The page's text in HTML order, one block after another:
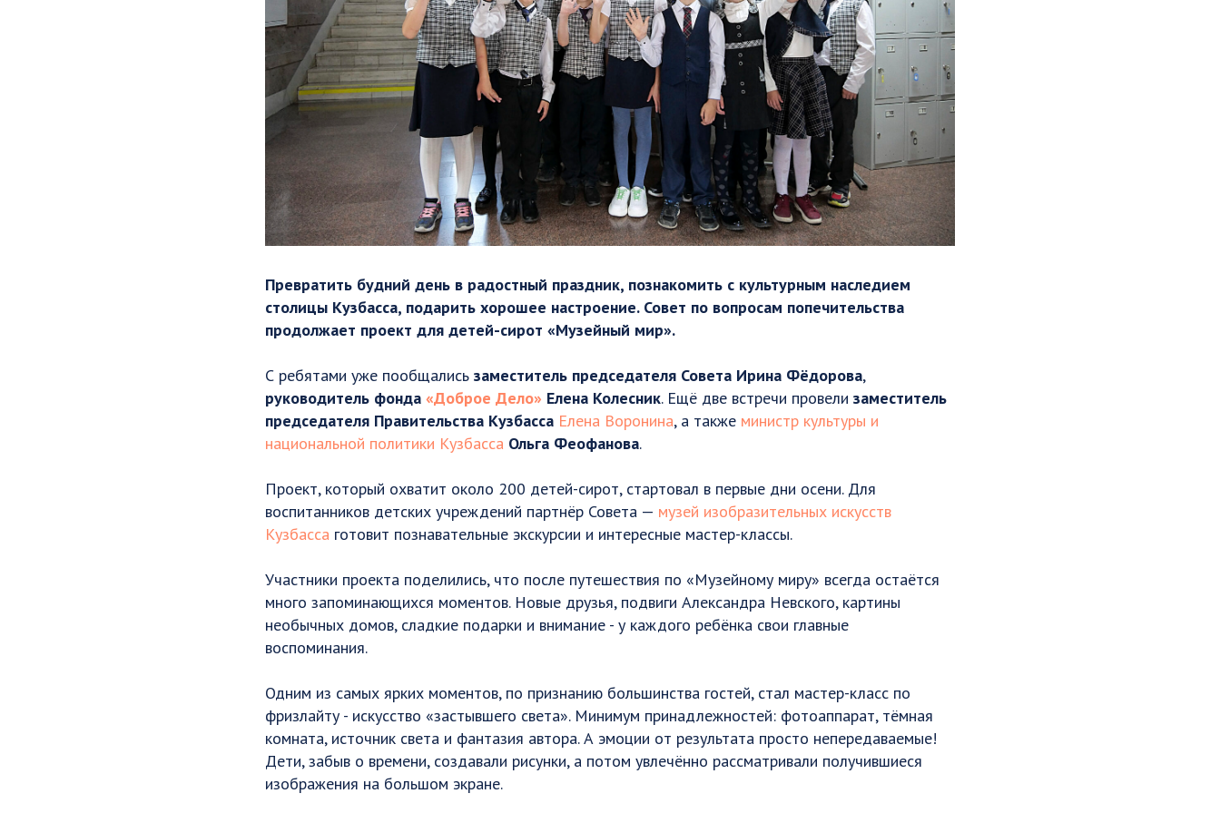
Превратить будний день в радостный праздник, познакомить с культурным наследием
столицы Кузбасса, подарить хорошее настроение. Совет по вопросам попечительства
продолжает проект для детей-сирот «Музейный мир».
С ребятами уже пообщались заместитель председателя Совета Ирина Фёдорова,
руководитель фонда «Доброе Дело» Елена Колесник. Ещё две встречи провели заместитель
председателя Правительства Кузбасса Елена Воронина, а также министр культуры и
национальной политики Кузбасса Ольга Феофанова.
Проект, который охватит около 200 детей-сирот, стартовал в первые дни осени. Для
воспитанников детских учреждений партнёр Совета — музей изобразительных искусств
Кузбасса готовит познавательные экскурсии и интересные мастер-классы.
Участники проекта поделились, что после путешествия по «Музейному миру» всегда остаётся
много запоминающихся моментов. Новые друзья, подвиги Александра Невского, картины
необычных домов, сладкие подарки и внимание - у каждого ребёнка свои главные
воспоминания.
Одним из самых ярких моментов, по признанию большинства гостей, стал мастер-класс по
фризлайту - искусство «застывшего света». Минимум принадлежностей: фотоаппарат, тёмная
комната, источник света и фантазия автора. А эмоции от результата просто непередаваемые!
Дети, забыв о времени, создавали рисунки, а потом увлечённо рассматривали получившиеся
изображения на большом экране.